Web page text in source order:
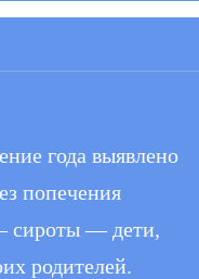
года выявлено
попечения
сироты — дети,
родителей.